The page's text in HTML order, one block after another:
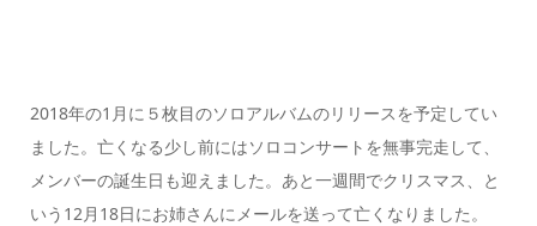
2018年の1月に５枚目のソロアルバムのリリースを予定してい
ました。亡くなる少し前にはソロコンサートを無事完走して、
メンバーの誕生日も迎えました。あと一週間でクリスマス、と
いう12月18日にお姉さんにメールを送って亡くなりました。